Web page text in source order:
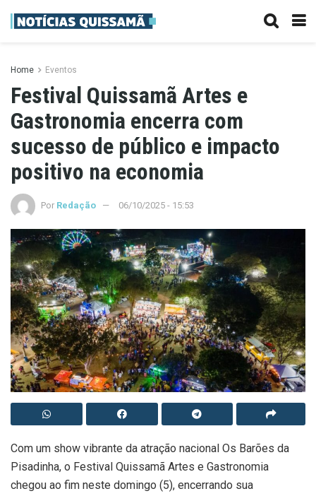
Home Eventos
Festival Quissamã Artes e
Gastronomia encerra com
sucesso de público e impacto
positivo na economia
Por Redação 06/10/2025 - 15:53
Com um show vibrante da atração nacional Os Barões da
Pisadinha, o Festival Quissamã Artes e Gastronomia
chegou ao fim neste domingo (5), encerrando sua